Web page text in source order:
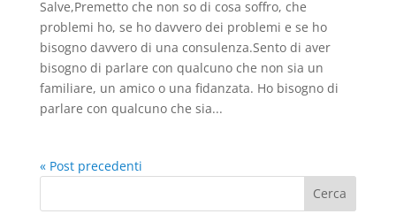
Salve,Premetto che non so di cosa soffro, che
problemi ho, se ho davvero dei problemi e se ho
bisogno davvero di una consulenza.Sento di aver
bisogno di parlare con qualcuno che non sia un
familiare, un amico o una fidanzata. Ho bisogno di
parlare con qualcuno che sia...
« Post precedenti